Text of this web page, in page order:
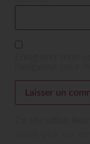
Enregistrer mon
navigateur pour